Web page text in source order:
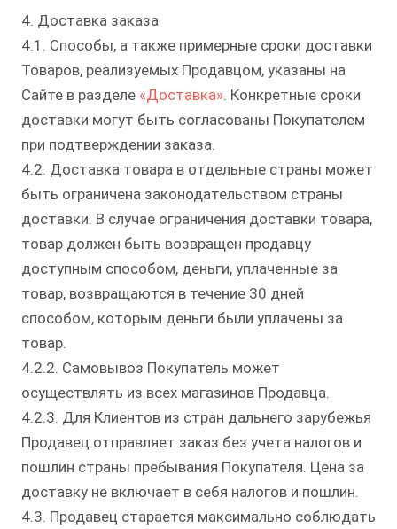
4. Доставка заказа
4.1. Способы, а также примерные сроки доставки
Товаров, реализуемых Продавцом, указаны на
Сайте в разделе «Доставка». Конкретные сроки
доставки могут быть согласованы Покупателем
при подтверждении заказа.
4.2. Доставка товара в отдельные страны может
быть ограничена законодательством страны
доставки. В случае ограничения доставки товара,
товар должен быть возвращен продавцу
доступным способом, деньги, уплаченные за
товар, возвращаются в течение 30 дней
способом, которым деньги были уплачены за
товар.
4.2.2. Самовывоз Покупатель может
осуществлять из всех магазинов Продавца.
4.2.3. Для Клиентов из стран дальнего зарубежья
Продавец отправляет заказ без учета налогов и
пошлин страны пребывания Покупателя. Цена за
доставку не включает в себя налогов и пошлин.
4.3. Продавец старается максимально соблюдать